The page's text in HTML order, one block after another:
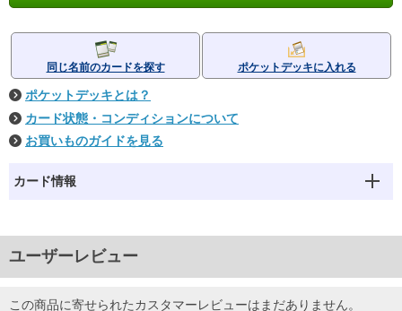
同じ名前のカードを探す ポケットデッキに入れる
ポケットデッキとは？
カード状態・コンディションについて
お買いものガイドを見る
カード情報
ユーザーレビュー
この商品に寄せられたカスタマーレビューはまだありません。